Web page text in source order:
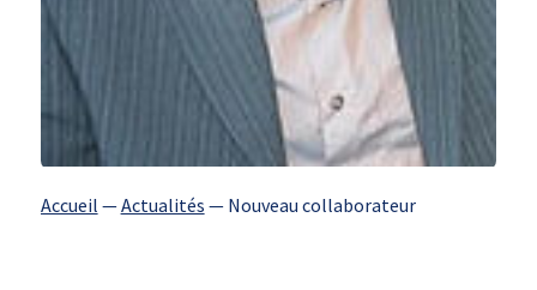
Accueil —Actualités — Nouveau collaborateur